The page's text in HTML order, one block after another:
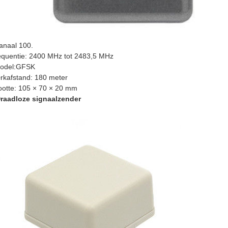
100.
2400 MHz tot 2483,5 MHz
180 meter
105 × 70 × 20 mm
signaalzender